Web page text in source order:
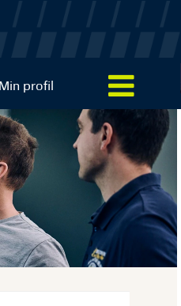
Min profil